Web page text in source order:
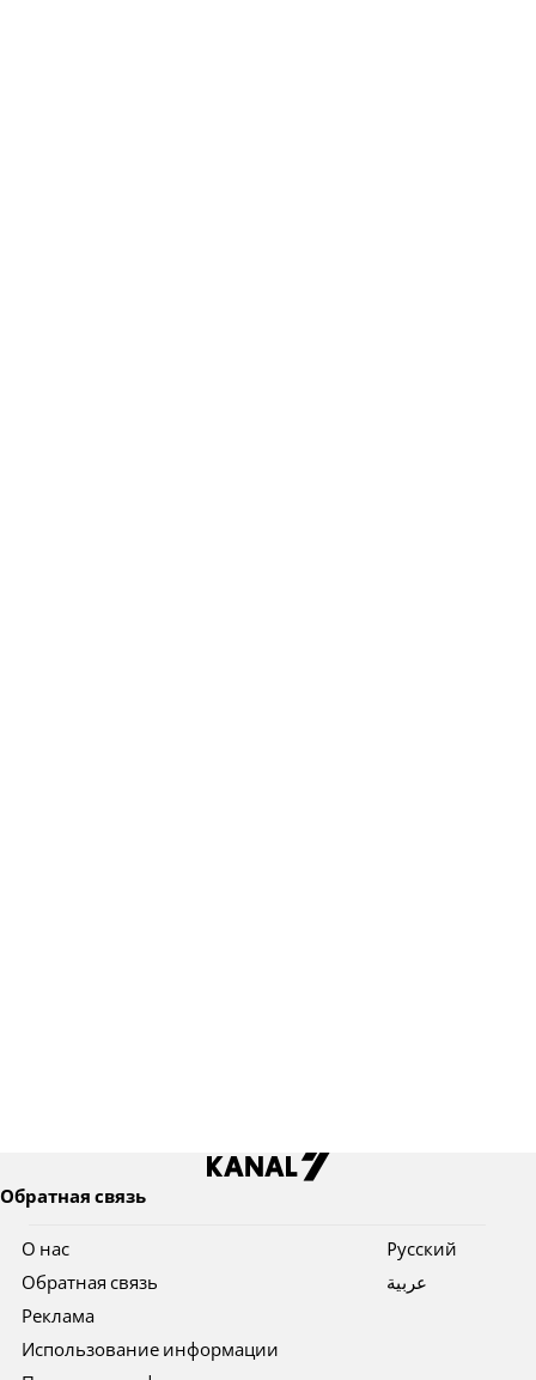
Обратная связь
О нас
Обратная связь
Реклама
Использование информации
Pусский
عربية